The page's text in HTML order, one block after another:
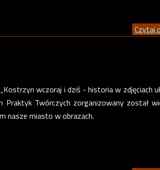
Czytaj
wczoraj i dziś - historia w zdjęciach
Twórczych zorganizowany został
nasze miasto w obrazach.